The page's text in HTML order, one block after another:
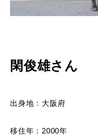
閑俊雄さん
出身地：大阪府
移住年：2000年